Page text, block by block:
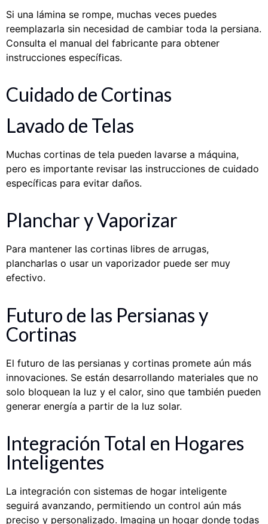
Si una lámina se rompe, muchas veces puedes
reemplazarla sin necesidad de cambiar toda la persiana.
Consulta el manual del fabricante para obtener
instrucciones específicas.
Cuidado de Cortinas
Lavado de Telas
Muchas cortinas de tela pueden lavarse a máquina,
pero es importante revisar las instrucciones de cuidado
específicas para evitar daños.
Planchar y Vaporizar
Para mantener las cortinas libres de arrugas,
plancharlas o usar un vaporizador puede ser muy
efectivo.
Futuro de las Persianas y
Cortinas
El futuro de las persianas y cortinas promete aún más
innovaciones. Se están desarrollando materiales que no
solo bloquean la luz y el calor, sino que también pueden
generar energía a partir de la luz solar.
Integración Total en Hogares
Inteligentes
La integración con sistemas de hogar inteligente
seguirá avanzando, permitiendo un control aún más
preciso y personalizado. Imagina un hogar donde todas